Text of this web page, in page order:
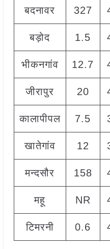
बदनावर 327
बड़ोद 1.5
भीकनगांव 12.7
जीरापुर 20
कालापीपल 7.5
खातेगांव 12
मन्दसौर 158
महू NR
टिमरनी 0.6